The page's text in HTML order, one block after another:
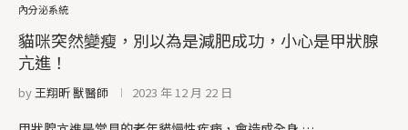
內分泌系統
貓咪突然變瘦，別以為是減肥成功，小心是甲狀腺
亢進！
by王翔昕 獸醫師 2023 年 12 月 22 日